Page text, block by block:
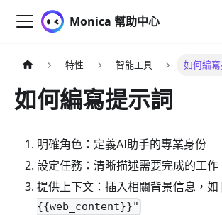
Monica 幫助中心
特性 智能工具 如何編
如何編寫提示詞
明確角色：定義AI助手的專業身份
設定任務：清晰描述需要完成的工作
提供上下文：插入相關背景信息，如
{{web_content}}"